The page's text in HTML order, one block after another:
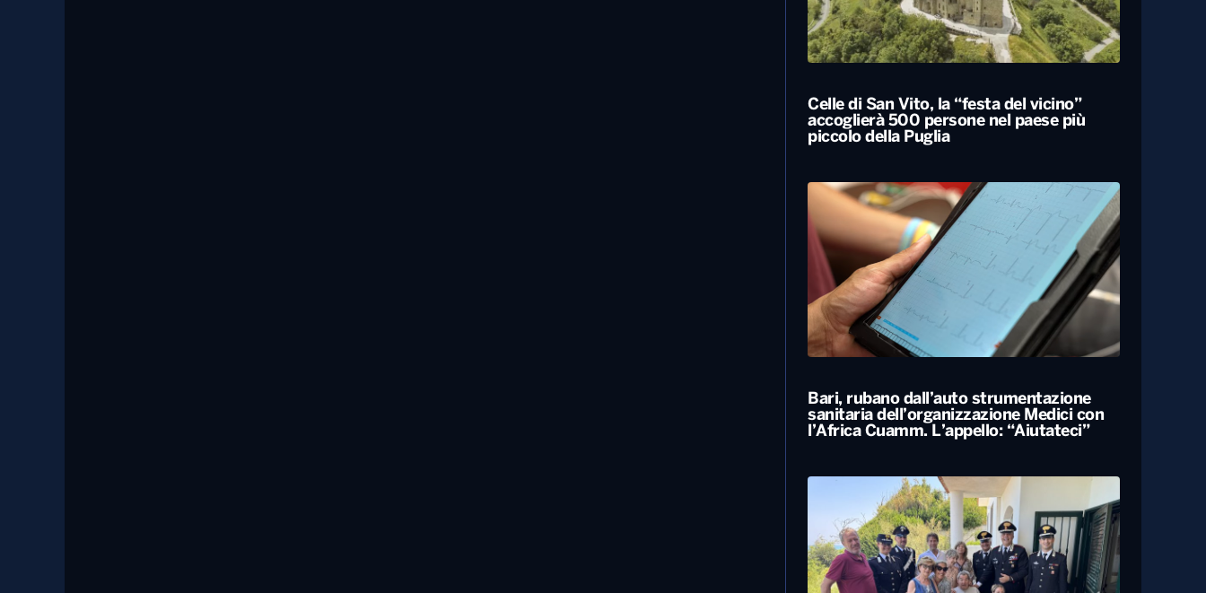
Celle di San Vito, la “festa del vicino”
accoglierà 500 persone nel paese più
piccolo della Puglia
Bari, rubano dall’auto strumentazione
sanitaria dell’organizzazione Medici con
l’Africa Cuamm. L’appello: “Aiutateci”